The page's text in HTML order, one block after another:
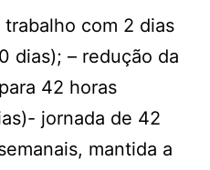
com 2 dias
dias); – redução da
42 horas
jornada de 42
mantida a